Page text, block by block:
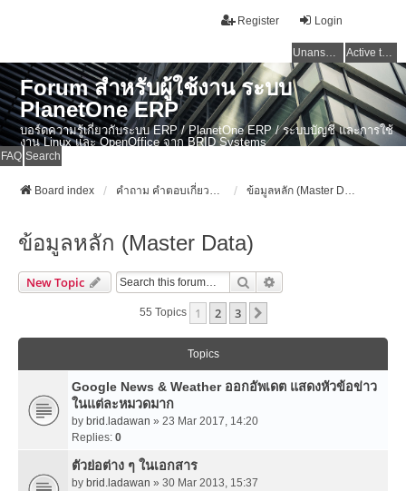
Login
Register
Unanswered topics Active topics
Forum สำหรับผู้ใช้งาน ระบบ
PlanetOne ERP
บอร์ดความรู้เกี่ยวกับระบบ ERP / PlanetOne ERP / ระบบบัญชี และการใช้
งาน Linux และ OpenOffice จาก BRID Systems
FAQ Search
Board index คำถาม คำตอบเกี่ยวกับระบบ ไทย ERP: AdvanceBusinessSystem - PlanetOne และ ERP ระบบบัญชี ข้อมูลหลัก (Master Data)
ข้อมูลหลัก (Master Data)
New Topic Search
55 Topics 1 2 3
Topics
Google News & Weather ออกอัพเดต แสดงหัวข้อข่าว
ในแต่ละหมวดมาก
by brid.ladawan » 23 Mar 2017, 14:20
Replies: 0
ตัวย่อต่าง ๆ ในเอกสาร
by brid.ladawan » 30 Mar 2013, 15:37